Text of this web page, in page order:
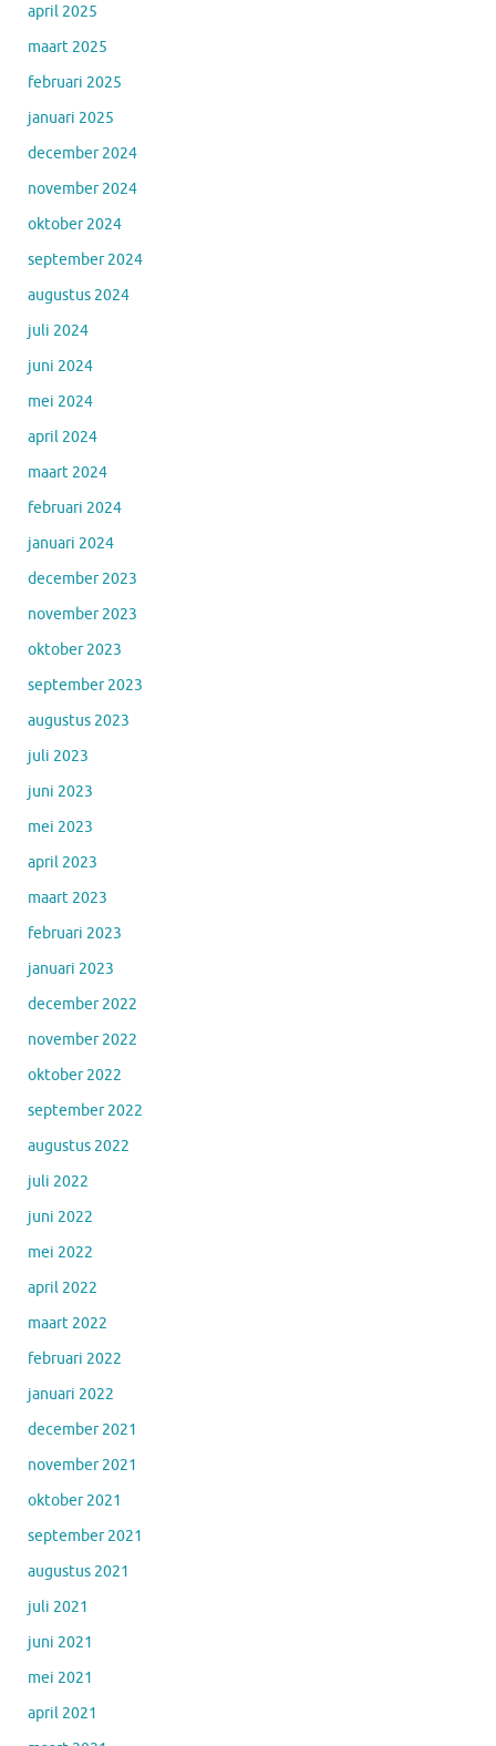
april 2025
maart 2025
februari 2025
januari 2025
december 2024
november 2024
oktober 2024
september 2024
augustus 2024
juli 2024
juni 2024
mei 2024
april 2024
maart 2024
februari 2024
januari 2024
december 2023
november 2023
oktober 2023
september 2023
augustus 2023
juli 2023
juni 2023
mei 2023
april 2023
maart 2023
februari 2023
januari 2023
december 2022
november 2022
oktober 2022
september 2022
augustus 2022
juli 2022
juni 2022
mei 2022
april 2022
maart 2022
februari 2022
januari 2022
december 2021
november 2021
oktober 2021
september 2021
augustus 2021
juli 2021
juni 2021
mei 2021
april 2021